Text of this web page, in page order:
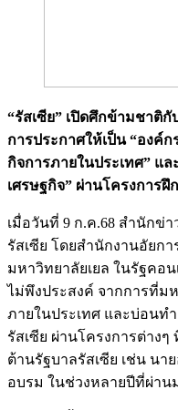
“รัสเซีย” เปิดศึกข้ามชาติ
การประกาศให้เป็น “องค์
กิจการภายในประเทศ” แ
เศรษฐกิจ” ผ่านโครงการ
เมื่อวันที่ 9 ก.ค.68 สำนักข่า
รัสเซีย โดยสำนักงานอัยก
มหาวิทยาลัยเยล ในรัฐคอ
ไม่พึงประสงค์ จากการที่ม
ภายในประเทศ และบ่อนท
รัสเซีย ผ่านโครงการต่าง
ต้านรัฐบาลรัสเซีย เช่น นา
อบรม ในช่วงหลายปีที่ผ่าน